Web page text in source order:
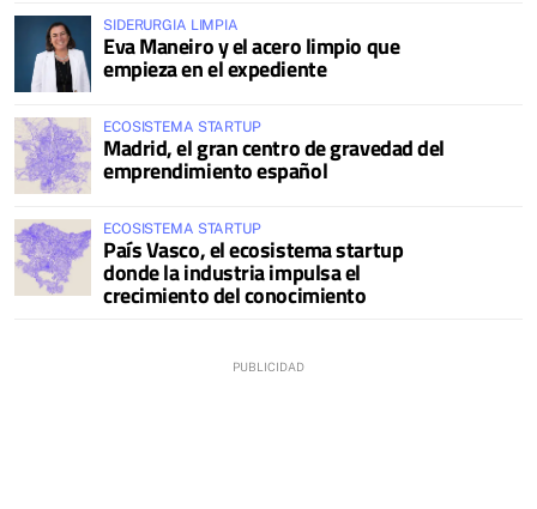
SIDERURGIA LIMPIA
Eva Maneiro y el acero limpio que
empieza en el expediente
ECOSISTEMA STARTUP
Madrid, el gran centro de gravedad del
emprendimiento español
ECOSISTEMA STARTUP
País Vasco, el ecosistema startup
donde la industria impulsa el
crecimiento del conocimiento